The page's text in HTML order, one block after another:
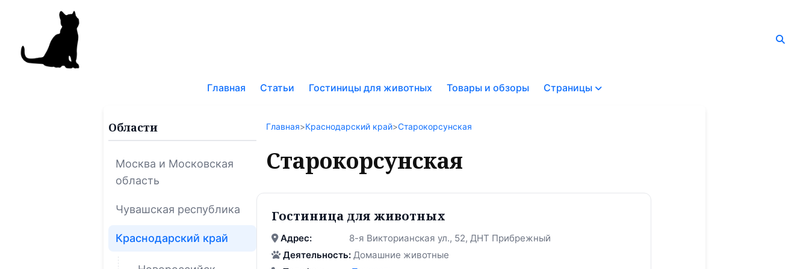
Главная Статьи Гостиницы для животных Товары и обзоры Страницы
по
Области
Москва и Московская
область
Чувашская республика
Краснодарский край
Главная>Краснодарский край>Старокорсунская
Старокорсунская
Гостиница для животных
Адрес:
8-я Викторианская ул., 52, ДНТ Прибрежный
Деятельность: Домашние животные